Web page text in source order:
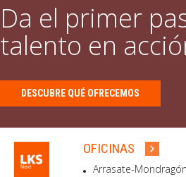
Da el primer
talento en
DESCUBRE QUÉ OFRECEMOS
OFICINAS
Arrasate-Mondragón